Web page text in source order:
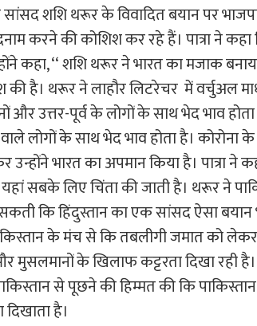
सांसद शशि थरूर के विवादित बयान पर
करने की कोशिश कर रहे हैं। पात्रा ने कहा
कहा, ‘‘ शशि थरूर ने भारत का मजाक
की है। थरूर ने लाहौर लिटरेचर में वर्चुअल
और उत्तर-पूर्व के लोगों के साथ भेद भाव
लोगों के साथ भेद भाव होता है।
उन्होंने भारत का अपमान किया है। पात्रा
सबके लिए चिंता की जाती है। थरूर ने
कि हिंदुस्तान का एक सांसद ऐसा
के मंच से कि तबलीगी जमात को लेकर
मुसलमानों के खिलाफ कट्टरता दिखा रही
से पूछने की हिम्मत की कि
है।